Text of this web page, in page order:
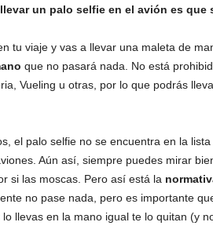
un palo selfie en el avión es que
tu viaje y vas a llevar una maleta de
que no pasará nada. No está
Vueling u otras, por lo que podrás
el palo selfie no se encuentra en la
Aún así, siempre puedes mirar
si las moscas. Pero así está la
no pase nada, pero es importante
llevas en la mano igual te lo quitan (y